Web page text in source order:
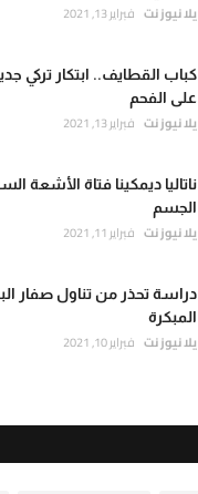
يلا نيوز نت فبراير 13, 2021
كباب القطايف.. ابتكار تركي
على الفحم
يلا نيوز نت فبراير 13, 2021
ناتاليا ديمكينا فتاة الأشعة
الجسم
يلا نيوز نت فبراير 11, 2021
دراسة تحذر من تناول صفار
المبكرة
يلا نيوز نت فبراير 10, 2021